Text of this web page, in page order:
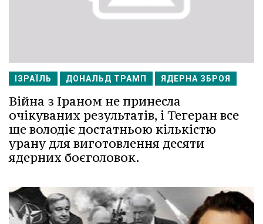
ІЗРАЇЛЬ ДОНАЛЬД ТРАМП ЯДЕРНА ЗБРОЯ
Війна з Іраном не принесла
очікуваних результатів, і Тегеран все
ще володіє достатньою кількістю
урану для виготовлення десяти
ядерних боєголовок.